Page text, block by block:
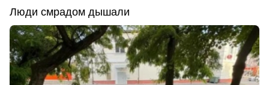
Люди смрадом дышали